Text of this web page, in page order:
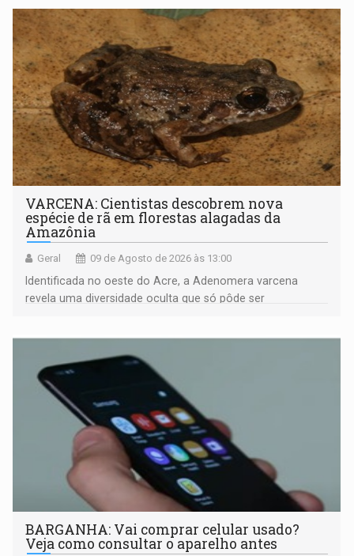
VARCENA: Cientistas descobrem nova
espécie de rã em florestas alagadas da
Amazônia
Geral 09 de Agosto de 2026 às 13:00
Identificada no oeste do Acre, a Adenomera varcena
revela uma diversidade oculta que só pôde ser
BARGANHA: Vai comprar celular usado?
Veja como consultar o aparelho antes